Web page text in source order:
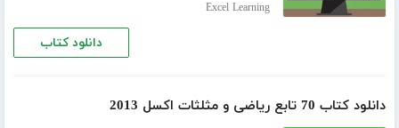
Excel Learning
دانلود کتاب
دانلود کتاب 70 تابع ریاضی و مثلثات اکسل 2013